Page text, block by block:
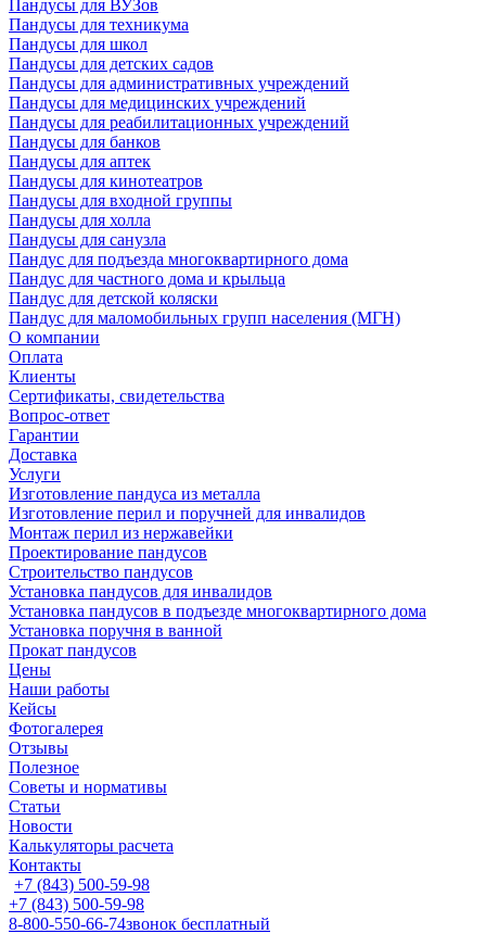
Пандусы для ВУЗов
Пандусы для техникума
Пандусы для школ
Пандусы для детских садов
Пандусы для административных учреждений
Пандусы для медицинских учреждений
Пандусы для реабилитационных учреждений
Пандусы для банков
Пандусы для аптек
Пандусы для кинотеатров
Пандусы для входной группы
Пандусы для холла
Пандусы для санузла
Пандус для подъезда многоквартирного дома
Пандус для частного дома и крыльца
Пандус для детской коляски
Пандус для маломобильных групп населения (МГН)
О компании
Оплата
Клиенты
Сертификаты, свидетельства
Вопрос-ответ
Гарантии
Доставка
Услуги
Изготовление пандуса из металла
Изготовление перил и поручней для инвалидов
Монтаж перил из нержавейки
Проектирование пандусов
Строительство пандусов
Установка пандусов для инвалидов
Установка пандусов в подъезде многоквартирного дома
Установка поручня в ванной
Прокат пандусов
Цены
Наши работы
Кейсы
Фотогалерея
Отзывы
Полезное
Советы и нормативы
Статьи
Новости
Калькуляторы расчета
Контакты
+7 (843) 500-59-98
+7 (843) 500-59-98
8-800-550-66-74звонок бесплатный